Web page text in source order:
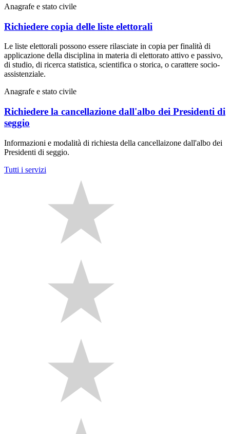
Anagrafe e stato civile
Richiedere copia delle liste elettorali
Le liste elettorali possono essere rilasciate in copia per finalità di
applicazione della disciplina in materia di elettorato attivo e passivo,
di studio, di ricerca statistica, scientifica o storica, o carattere socio-
assistenziale.
Anagrafe e stato civile
Richiedere la cancellazione dall'albo dei Presidenti di
seggio
Informazioni e modalità di richiesta della cancellaizone dall'albo dei
Presidenti di seggio.
Tutti i servizi